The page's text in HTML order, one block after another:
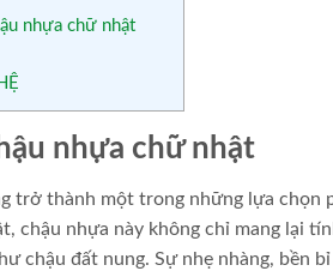
nhựa chữ nhật
nhựa chữ nhật
trở thành một trong những lựa
chậu nhựa này không chỉ mang lại
chậu đất nung. Sự nhẹ nhàng, bền